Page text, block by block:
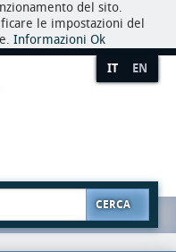
del sito.
le impostazioni del
Informazioni Ok
IT EN
CERCA